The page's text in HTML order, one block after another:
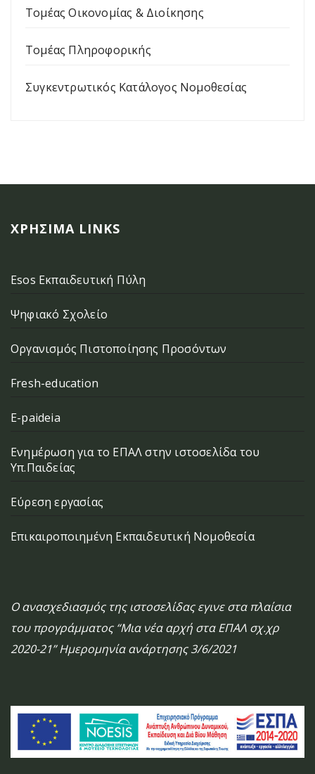
Τομέας Οικονομίας & Διοίκησης
Τομέας Πληροφορικής
Συγκεντρωτικός Κατάλογος Νομοθεσίας
ΧΡΉΣΙΜΑ LINKS
Esos Εκπαιδευτική Πύλη
Ψηφιακό Σχολείο
Οργανισμός Πιστοποίησης Προσόντων
Fresh-education
E-paideia
Ενημέρωση για το ΕΠΑΛ στην ιστοσελίδα του
Υπ.Παιδείας
Εύρεση εργασίας
Επικαιροποιημένη Εκπαιδευτική Νομοθεσία
Ο ανασχεδιασμός της ιστοσελίδας εγινε στα πλαίσια
του προγράμματος “Μια νέα αρχή στα ΕΠΑΛ σχ.χρ
2020-21” Ημερομηνία ανάρτησης 3/6/2021